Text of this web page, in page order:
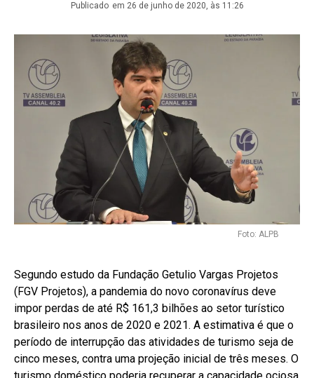
Publicado em 26 de junho de 2020, às 11:26
Foto: ALPB
Segundo estudo da Fundação Getulio Vargas Projetos
(FGV Projetos), a pandemia do novo coronavírus deve
impor perdas de até R$ 161,3 bilhões ao setor turístico
brasileiro nos anos de 2020 e 2021. A estimativa é que o
período de interrupção das atividades de turismo seja de
cinco meses, contra uma projeção inicial de três meses. O